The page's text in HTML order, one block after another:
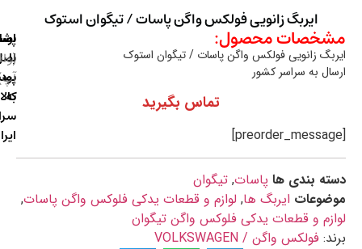
ایربگ زانویی فولکس واگن پاسات / تیگوان استوک
محصول:
زانویی فولکس واگن پاسات / تیگوان استوک
به سراسر کشور
تماس بگیرید
بندی ها پاسات,تیگوان
ایربگ ها,لوازم و قطعات یدکی فلوکس واگن پاسات,
و قطعات یدکی فلوکس واگن تیگوان
فولکس واگن / VOLKSWAGEN
سراسر
اصالت
پشتیبانی
(واتس